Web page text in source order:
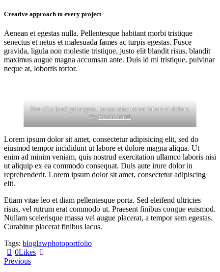
Creative approach to every project
Aenean et egestas nulla. Pellentesque habitant morbi tristique
senectus et netus et malesuada fames ac turpis egestas. Fusce
gravida, ligula non molestie tristique, justo elit blandit risus, blandit
maximus augue magna accumsan ante. Duis id mi tristique, pulvinar
neque at, lobortis tortor.
Stet clita kasd gubergren, no sea sanctus est labore et dolore.
ByKevin Smith
Lorem ipsum dolor sit amet, consectetur adipisicing elit, sed do
eiusmod tempor incididunt ut labore et dolore magna aliqua. Ut
enim ad minim veniam, quis nostrud exercitation ullamco laboris nisi
ut aliquip ex ea commodo consequat. Duis aute irure dolor in
reprehenderit. Lorem ipsum dolor sit amet, consectetur adipiscing
elit.
Etiam vitae leo et diam pellentesque porta. Sed eleifend ultricies
risus, vel rutrum erat commodo ut. Praesent finibus congue euismod.
Nullam scelerisque massa vel augue placerat, a tempor sem egestas.
Curabitur placerat finibus lacus.
Tags: bloglawphotoportfolio
0Likes
Beitragsnavigation
Previous